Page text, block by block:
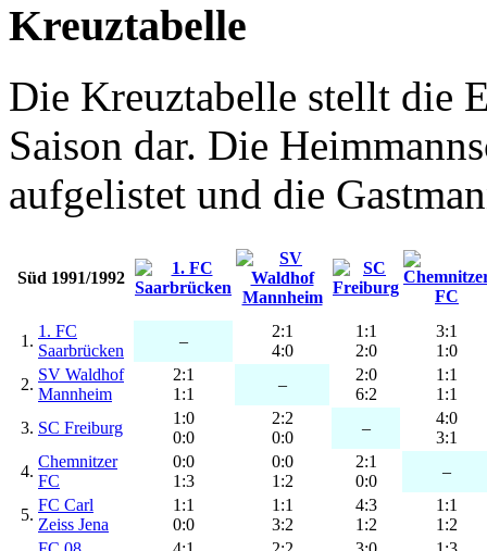
Kreuztabelle
Die Kreuztabelle stellt die
Saison dar. Die
aufgelistet und die
Süd 1991/1992
1.
1. FC
Saarbrücken
–
2:1
4:0
1:1
2:0
3:1
1:0
2.
SV Waldhof
Mannheim
2:1
1:1
–
2:0
6:2
1:1
1:1
3. SC Freiburg
1:0
0:0
2:2
0:0
–
4:0
3:1
4.
Chemnitzer
FC
0:0
1:3
0:0
1:2
2:1
0:0
–
5.
FC Carl
Zeiss Jena
1:1
0:0
1:1
3:2
4:3
1:2
1:1
1:2